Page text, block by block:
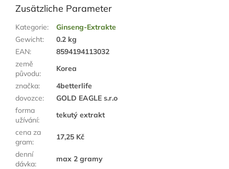
Zusätzliche Parameter
Kategorie:
Ginseng-Extrakte
Gewicht:
0.2 kg
EAN:
8594194113032
země
původu:
Korea
značka:
4betterlife
dovozce:
GOLD EAGLE s.r.o
forma
užívání:
tekutý extrakt
cena za
gram:
17,25 Kč
denní
dávka:
max 2 gramy